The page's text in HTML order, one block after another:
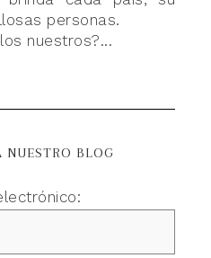
personas.
nuestros?...
NUESTRO BLOG